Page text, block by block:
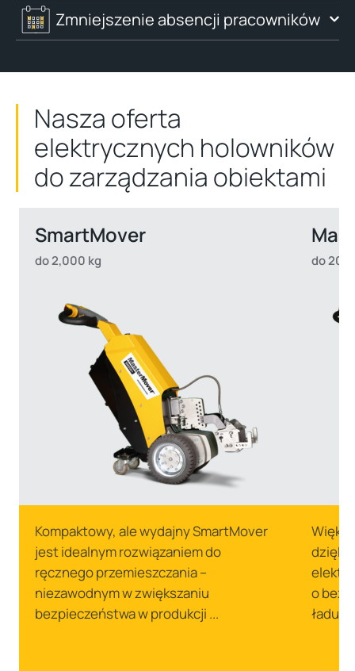
Zmniejszenie absencji pracowników
Nasza oferta
elektrycznych holowników
do zarządzania obiektami
SmartMover
do 2,000 kg
Kompaktowy, ale wydajny SmartMover
jest idealnym rozwiązaniem do
ręcznego przemieszczania –
niezawodnym w zwiększaniu
bezpieczeństwa w produkcji ...
do
dzięki
o